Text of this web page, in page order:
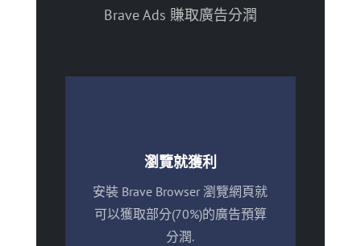
Brave Ads 賺取廣告分潤
瀏覽就獲利
安裝 Brave Browser 瀏覽網頁就
可以獲取部分(70%)的廣告預算
分潤.